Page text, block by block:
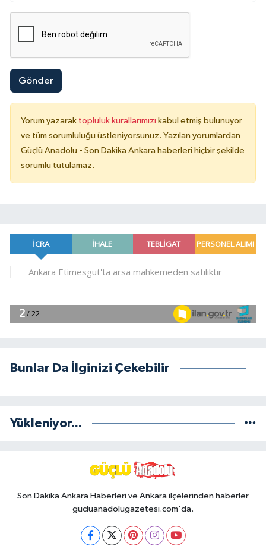
Gönder
Yorum yazarak topluluk kurallarımızı kabul etmiş bulunuyor
ve tüm sorumluluğu üstleniyorsunuz. Yazılan yorumlardan
Güçlü Anadolu - Son Dakika Ankara haberleri hiçbir şekilde
sorumlu tutulamaz.
Bunlar Da İlginizi Çekebilir
Yükleniyor...
Son Dakika Ankara Haberleri ve Ankara ilçelerinden haberler
gucluanadolugazetesi.com'da.